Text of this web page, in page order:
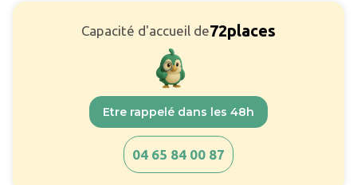
Capacité d'accueil de72places
Etre rappelé dans les 48h
04 65 84 00 87